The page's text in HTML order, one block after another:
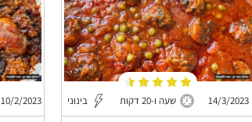
14/3/2023 שעה ו-20 דקות בינוני 10/2/2023